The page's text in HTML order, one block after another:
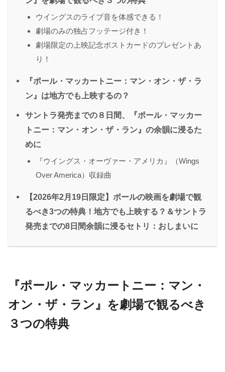
ウイングスのライブ音を体感できる！
劇場のみの独占フッテージ付き！
劇場限定の上映記念ポストカードのプレゼントあ
り！
『ポール・マッカートニー：マン・オン・ザ・ラ
ン』は地方でも上映するの？
サントラ発売までの８日間、『ポール・マッカー
トニー：マン・オン・ザ・ラン』の余韻に浸るた
めに
『ウイングス・オーヴァー・アメリカ』（Wings
Over America）収録曲
【2026年2月19日限定】ポールの映画を劇場で観
るべき3つの特典！地方でも上映する？＆サントラ
発売までの8日間余韻に浸るセトリ：おしまいに
『ポール・マッカートニー：マン・
オン・ザ・ラン』を劇場で観るべき
３つの特典